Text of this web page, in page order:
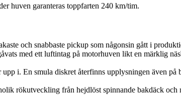
huven garanteras toppfarten 240 km/tim.
och snabbaste pickup som någonsin gått i
med ett luftintag på motorhuven likt en märklig
i. En smula diskret återfinns upplysningen även på
rökutveckling från hejdlöst spinnande bakdäck och